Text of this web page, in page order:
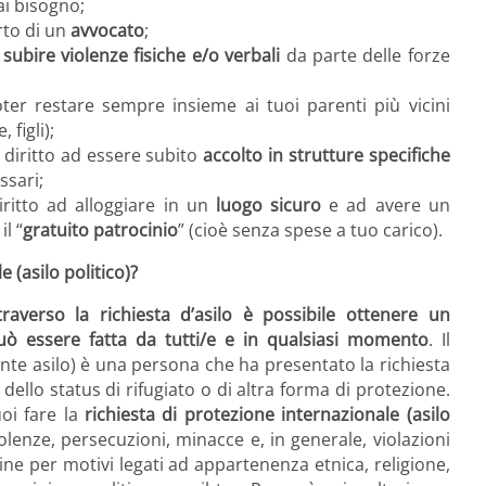
bisogno;
di un avvocato;
violenze fisiche e/o verbali da parte delle forze
restare sempre insieme ai tuoi parenti più vicini
figli);
diritto ad essere subitoaccolto in strutture specifiche
ad alloggiare in un luogo sicuro e ad avere un
“gratuito patrocinio” (cioè senza spese a tuo carico).
(asilo politico)?
la richiesta d’asilo è possibile ottenere un
essere fatta da tutti/e e in qualsiasi momento. Il
asilo) è una persona che ha presentato la richiesta
status di rifugiato o di altra forma di protezione.
fare la richiesta di protezione internazionale (asilo
persecuzioni, minacce e, in generale, violazioni
per motivi legati ad appartenenza etnica, religione,